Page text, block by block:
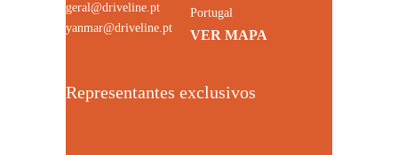
geral@driveline.pt
yanmar@driveline.pt
Portugal
VER MAPA
Representantes exclusivos